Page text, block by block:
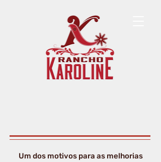
Um dos motivos para as melhorias